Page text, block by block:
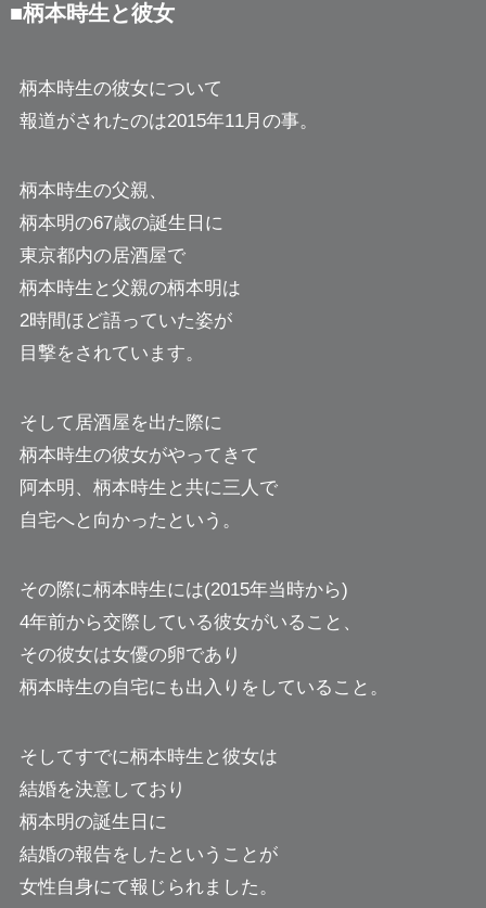
■柄本時生と彼女
柄本時生の彼女について
報道がされたのは2015年11月の事。
柄本時生の父親、
柄本明の67歳の誕生日に
東京都内の居酒屋で
柄本時生と父親の柄本明は
2時間ほど語っていた姿が
目撃をされています。
そして居酒屋を出た際に
柄本時生の彼女がやってきて
阿本明、柄本時生と共に三人で
自宅へと向かったという。
その際に柄本時生には(2015年当時から)
4年前から交際している彼女がいること、
その彼女は女優の卵であり
柄本時生の自宅にも出入りをしていること。
そしてすでに柄本時生と彼女は
結婚を決意しており
柄本明の誕生日に
結婚の報告をしたということが
女性自身にて報じられました。